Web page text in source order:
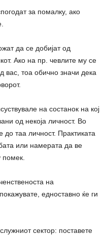
за помалку, ако
да се добијат од
Ако на пр. чевлите му се
вас, тоа обично значи дека
на состанок на кој
од некоја личност. Во
до таа личност. Практиката
или намерата да ве
на
едноставно ќе ги
сектор: поставете